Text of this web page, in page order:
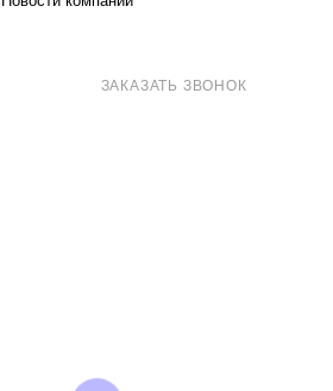
ЗАКАЗАТЬ ЗВОНОК